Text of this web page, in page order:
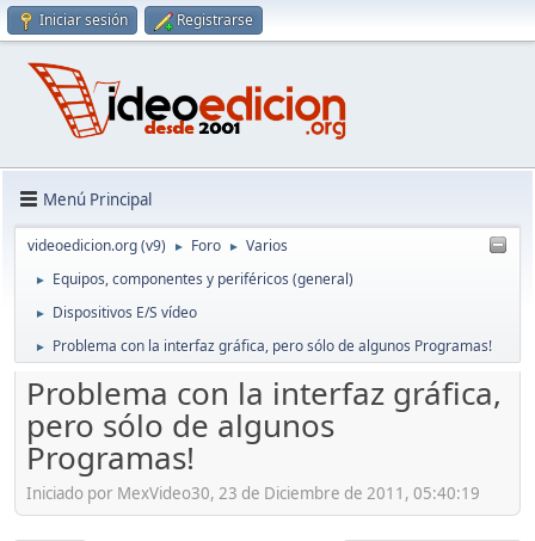
Iniciar sesión Registrarse
Menú Principal
videoedicion.org (v9) ► Foro ► Varios
► Equipos, componentes y periféricos (general)
► Dispositivos E/S vídeo
► Problema con la interfaz gráfica, pero sólo de algunos Programas!
Problema con la interfaz gráfica,
pero sólo de algunos
Programas!
Iniciado por MexVideo30, 23 de Diciembre de 2011, 05:40:19